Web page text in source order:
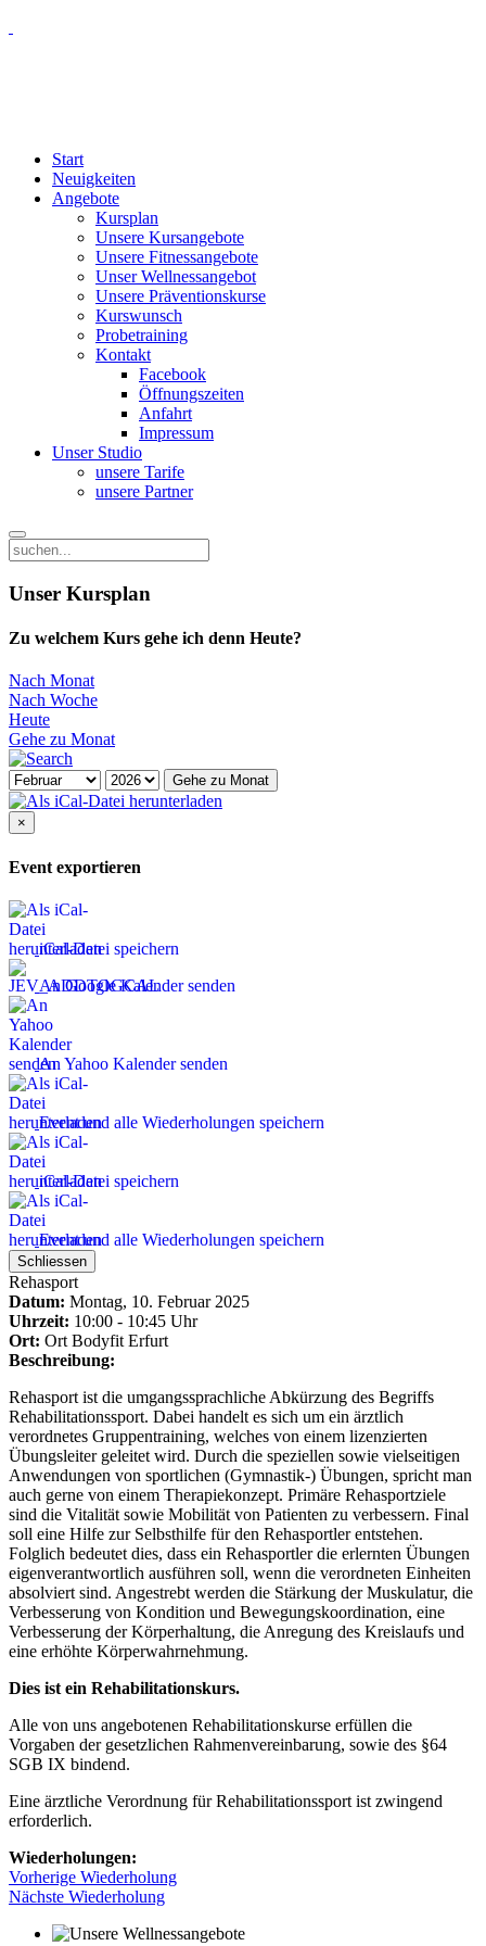
Start
Neuigkeiten
Angebote
Kursplan
Unsere Kursangebote
Unsere Fitnessangebote
Unser Wellnessangebot
Unsere Präventionskurse
Kurswunsch
Probetraining
Kontakt
Facebook
Öffnungszeiten
Anfahrt
Impressum
Unser Studio
unsere Tarife
unsere Partner
Unser Kursplan
Zu welchem Kurs gehe ich denn Heute?
Nach Monat
Nach Woche
Heute
Gehe zu Monat
Gehe zu Monat
×
Event exportieren
iCal-Datei speichern
An Google Kalender senden
An Yahoo Kalender senden
Event und alle Wiederholungen speichern
iCal-Datei speichern
Event und alle Wiederholungen speichern
Schliessen
Rehasport
Datum: Montag, 10. Februar 2025
Uhrzeit: 10:00 - 10:45 Uhr
Ort: Ort Bodyfit Erfurt
Beschreibung:
Rehasport ist die umgangssprachliche Abkürzung des Begriffs
Rehabilitationssport. Dabei handelt es sich um ein ärztlich
verordnetes Gruppentraining, welches von einem lizenzierten
Übungsleiter geleitet wird. Durch die speziellen sowie vielseitigen
Anwendungen von sportlichen (Gymnastik-) Übungen, spricht man
auch gerne von einem Therapiekonzept. Primäre Rehasportziele
sind die Vitalität sowie Mobilität von Patienten zu verbessern. Final
soll eine Hilfe zur Selbsthilfe für den Rehasportler entstehen.
Folglich bedeutet dies, dass ein Rehasportler die erlernten Übungen
eigenverantwortlich ausführen soll, wenn die verordneten Einheiten
absolviert sind. Angestrebt werden die Stärkung der Muskulatur, die
Verbesserung von Kondition und Bewegungskoordination, eine
Verbesserung der Körperhaltung, die Anregung des Kreislaufs und
eine erhöhte Körperwahrnehmung.
Dies ist ein Rehabilitationskurs.
Alle von uns angebotenen Rehabilitationskurse erfüllen die
Vorgaben der gesetzlichen Rahmenvereinbarung, sowie des §64
SGB IX bindend.
Eine ärztliche Verordnung für Rehabilitationssport ist zwingend
erforderlich.
Wiederholungen:
Vorherige Wiederholung
Nächste Wiederholung